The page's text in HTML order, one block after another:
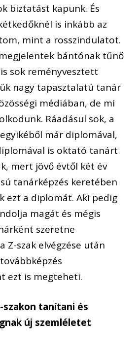
biztatást kapunk. És
is inkább az
mint a rosszindulatot.
bántónak tűnő
sok reményvesztett
nagy tapasztalatú tanár
médiában, de mi
Ráadásul sok, a
már diplomával,
is oktató tanárt
mert jövő évtől két év
tanárképzés keretében
ezt a diplomát. Aki pedig
magát és mégis
szeretne
Z-szak elvégzése után
ezt is megteheti.
szakon tanítani és
új szemléletet